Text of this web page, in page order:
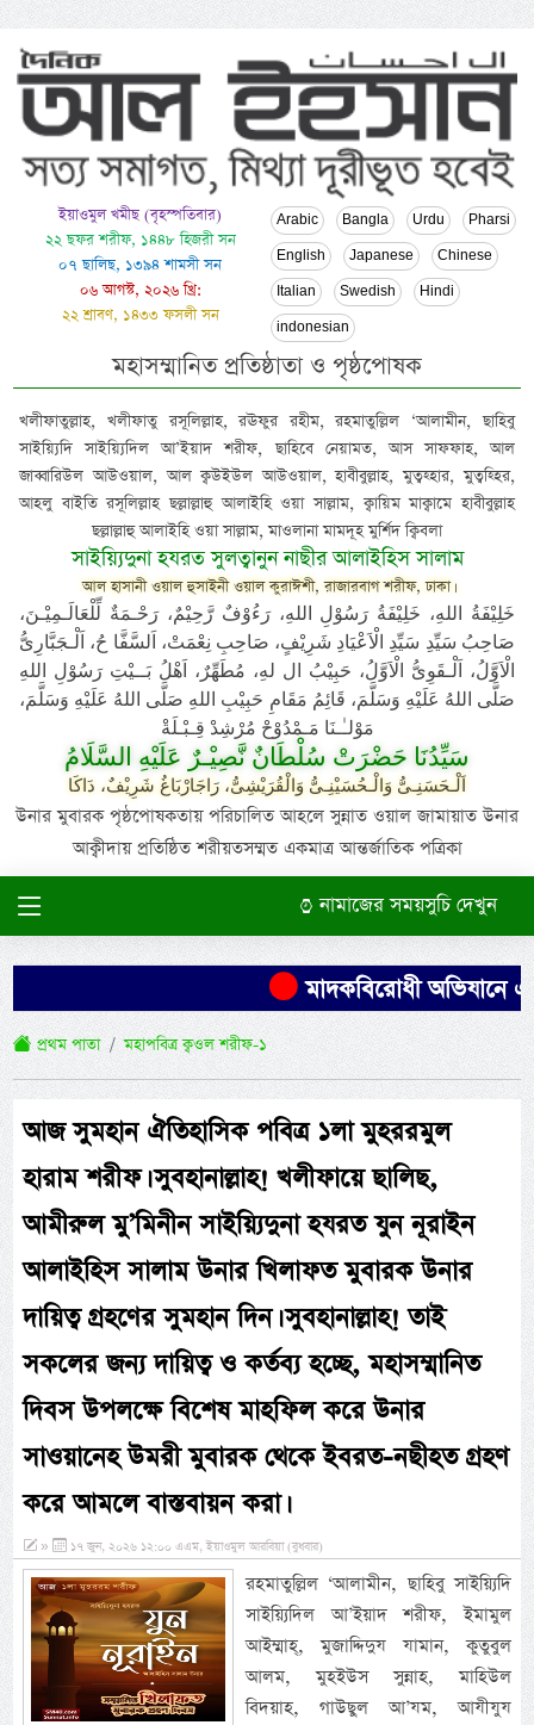
ইয়াওমুল খমীছ (বৃহস্পতিবার)
২২ ছফর শরীফ, ১৪৪৮ হিজরী সন
০৭ ছালিছ, ১৩৯৪ শামসী সন
০৬ আগস্ট, ২০২৬ খ্রি:
২২ শ্রাবণ, ১৪৩৩ ফসলী সন
Arabic Bangla Urdu Pharsi
English Japanese Chinese
Italian Swedish Hindi
indonesian
মহাসম্মানিত প্রতিষ্ঠাতা ও পৃষ্ঠপোষক
খলীফাতুল্লাহ, খলীফাতু রসূলিল্লাহ, রঊফুর রহীম, রহমাতুল্লিল ‘আলামীন, ছাহিবু
সাইয়্যিদি সাইয়্যিদিল আ’ইয়াদ শরীফ, ছাহিবে নেয়ামত, আস সাফফাহ, আল
জাব্বারিউল আউওয়াল, আল ক্বউইউল আউওয়াল, হাবীবুল্লাহ, মুত্বহ্হার, মুত্বহ্হির,
আহলু বাইতি রসূলিল্লাহ ছল্লাল্লাহু আলাইহি ওয়া সাল্লাম, ক্বায়িম মাক্বামে হাবীবুল্লাহ
ছল্লাল্লাহু আলাইহি ওয়া সাল্লাম, মাওলানা মামদূহ মুর্শিদ ক্বিবলা
সাইয়্যিদুনা হযরত সুলত্বানুন নাছীর আলাইহিস সালাম
আল হাসানী ওয়াল হুসাইনী ওয়াল কুরাঈশী, রাজারবাগ শরীফ, ঢাকা।
خَلِيْفَةُ اللهِ، خَلِيْفَةُ رَسُوْلِ اللهِ، رَءُوْفٌ رَّحِيْمٌ، رَحْـمَةٌ لِّلْعَالَـمِيْـنَ،
صَاحِبُ سَيِّدِ سَيِّدِ الْاَعْيَادِ شَرِيْفٍ، صَاحِبِ نِعْمَتْ، اَلسَّفَّا حُ، اَلْـجَبَّارِىُّ
الْاَوَّلُ، اَلْـقَوِىُّ الْاَوَّلُ، حَبِيْبُ ال لهِ، مُطَهِّرٌ، اَهْلُ بَــيْتِ رَسُوْلِ اللهِ
صَلَّى اللهُ عَلَيْهِ وَسَلَّمَ، قَائِمُ مَقَامِ حَبِيْبِ اللهِ صَلَّى اللهُ عَلَيْهِ وَسَلَّمَ،
مَوْلـٰـنَا مَـمْدُوْحْ مُرْشِدْ قِـبْـلَةْ
سَيِّدُنَا حَضْرَتْ سُلْطَانٌ نَّصِيْـرٌ عَلَيْهِ السَّلَامُ
اَلْـحَسَنِـىُّ وَالْـحُسَيْنِـىُّ وَالْقُرَيْشِىُّ، رَاجَارْبَاغُ شَرِيْفٌ، دَاكَا
উনার মুবারক পৃষ্ঠপোষকতায় পরিচালিত আহলে সুন্নাত ওয়াল জামায়াত উনার
আক্বীদায় প্রতিষ্ঠিত শরীয়তসম্মত একমাত্র আন্তর্জাতিক পত্রিকা
নামাজের সময়সুচি দেখুন
মাদকবিরোধী অভিযানে এক
প্রথম পাতা মহাপবিত্র ক্বওল শরীফ-১
আজ সুমহান ঐতিহাসিক পবিত্র ১লা মুহররমুল
হারাম শরীফ। সুবহানাল্লাহ! খলীফায়ে ছালিছ,
আমীরুল মু’মিনীন সাইয়্যিদুনা হযরত যুন নূরাইন
আলাইহিস সালাম উনার খিলাফত মুবারক উনার
দায়িত্ব গ্রহণের সুমহান দিন। সুবহানাল্লাহ! তাই
সকলের জন্য দায়িত্ব ও কর্তব্য হচ্ছে, মহাসম্মানিত
দিবস উপলক্ষে বিশেষ মাহফিল করে উনার
সাওয়ানেহ উমরী মুবারক থেকে ইবরত-নছীহত গ্রহণ
করে আমলে বাস্তবায়ন করা।
» ১৭ জুন, ২০২৬ ১২:০০ এএম, ইয়াওমুল আরবিয়া (বুধবার)
রহমাতুল্লিল ‘আলামীন, ছাহিবু সাইয়্যিদি
সাইয়্যিদিল আ’ইয়াদ শরীফ, ইমামুল
আইম্মাহ্, মুজাদ্দিদুয যামান, কুতুবুল
আলম, মুহইউস সুন্নাহ, মাহিউল
বিদয়াহ, গাউছুল আ’যম, আযীযুয